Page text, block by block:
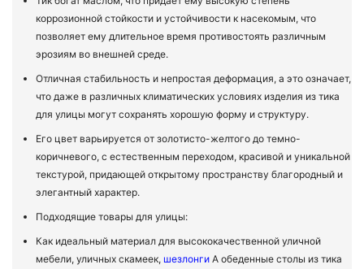
коррозионной стойкости и устойчивости к насекомым, что
позволяет ему длительное время противостоять различным
эрозиям во внешней среде.
Отличная стабильность и непростая деформация, а это означает,
что даже в различных климатических условиях изделия из тика
для улицы могут сохранять хорошую форму и структуру.
Его цвет варьируется от золотисто-желтого до темно-
коричневого, с естественным переходом, красивой и уникальной
текстурой, придающей открытому пространству благородный и
элегантный характер.
Подходящие товары для улицы:
Как идеальный материал для высококачественной уличной
мебели, уличных скамеек, шезлонгиА обеденные столы из тика